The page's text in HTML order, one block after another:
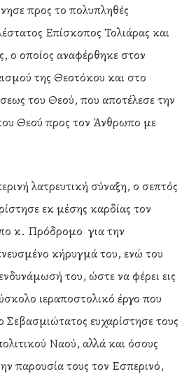
προς το πολυπληθές
Επίσκοπος Τολιάρας και
ο οποίος αναφέρθηκε στον
της Θεοτόκου και στο
του Θεού, που αποτέλεσε την
Θεού προς τον Άνθρωπο με
λατρευτική σύναξη, ο σεπτός
εκ μέσης καρδίας τον
κ. Πρόδρομο για την
κήρυγμά του, ενώ του
του, ώστε να φέρει εις
ιεραποστολικό έργο που
ευχαρίστησε τους
Ναού, αλλά και όσους
παρουσία τους τον Εσπερινό,